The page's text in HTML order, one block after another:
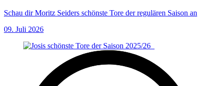
Schau dir Moritz Seiders schönste Tore der regulären Saison an
09. Juli 2026